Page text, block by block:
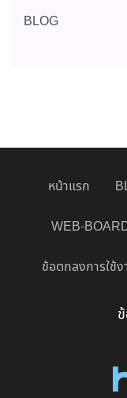
BLOG
หน้าแรก
WEB-
ข้อตกลงการใช้ง